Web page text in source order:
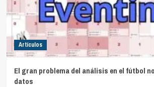
Artículos
El gran problema del análisis en el fútbol
datos